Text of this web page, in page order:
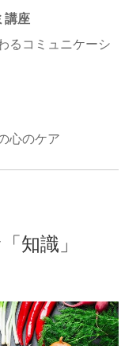
講座
るコミュニケーシ
心のケア
知識」